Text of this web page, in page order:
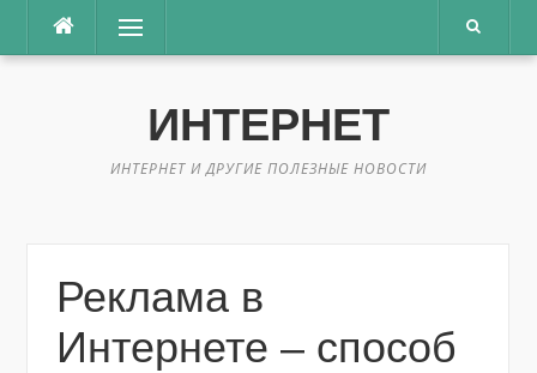
Перейти
содержимому
Меню
ИНТЕРНЕТ
ИНТЕРНЕТ И ДРУГИЕ ПОЛЕЗНЫЕ НОВОСТИ
Реклама в
Интернете – способ